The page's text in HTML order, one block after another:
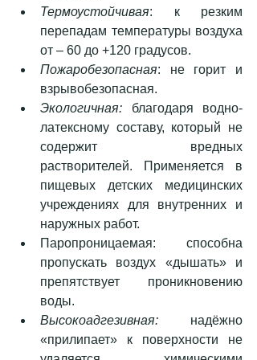
Термоустойчивая: к резким
перепадам температуры воздуха
от – 60 до +120 градусов.
Пожаробезопасная: не горит и
взрывобезопасная.
Экологичная: благодаря водно-
латексному составу, который не
содержит вредных
растворителей. Применяется в
пищевых детских медицинских
учреждениях для внутренних и
наружных работ.
Паропроницаемая: способна
пропускать воздух «дышать» и
препятствует проникновению
воды.
Высокоадгезивная: надёжно
«прилипает» к поверхности не